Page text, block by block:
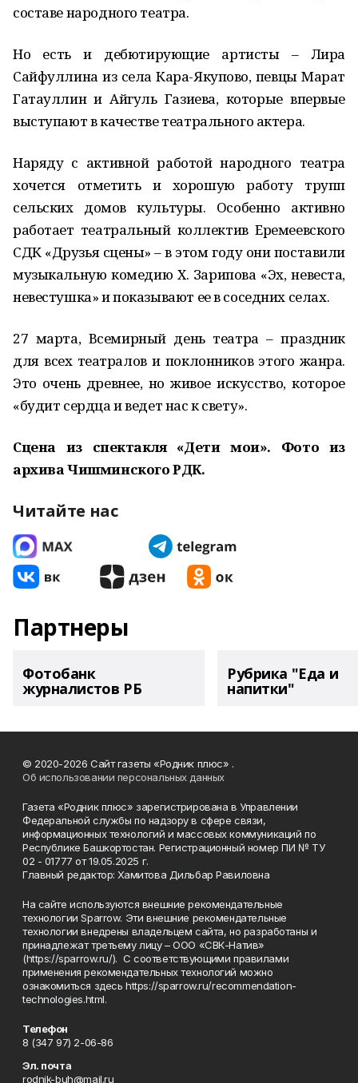
составе народного театра.
Но есть и дебютирующие артисты – Лира
Сайфуллина из села Кара-Якупово, певцы Марат
Гатауллин и Айгуль Газиева, которые впервые
выступают в качестве театрального актера.
Наряду с активной работой народного театра
хочется отметить и хорошую работу трупп
сельских домов культуры. Особенно активно
работает театральный коллектив Еремеевского
СДК «Друзья сцены» – в этом году они поставили
музыкальную комедию Х. Зарипова «Эх, невеста,
невестушка» и показывают ее в соседних селах.
27 марта, Всемирный день театра – праздник
для всех театралов и поклонников этого жанра.
Это очень древнее, но живое искусство, которое
«будит сердца и ведет нас к свету».
Сцена из спектакля «Дети мои». Фото из
архива Чишминского РДК.
Читайте нас
Партнеры
Фотобанк
журналистов РБ
Рубрика "Еда и
напитки"
© 2020-2026 Сайт газеты «Родник плюс» .
Об использовании персональных данных
Газета «Родник плюс» зарегистрирована в Управлении
Федеральной службы по надзору в сфере связи,
информационных технологий и массовых коммуникаций по
Республике Башкортостан. Регистрационный номер ПИ № ТУ
02 - 01777 от 19.05.2025 г.
Главный редактор: Хамитова Дильбар Равиловна
На сайте используются внешние рекомендательные
технологии Sparrow. Эти внешние рекомендательные
технологии внедрены владельцем сайта, но разработаны и
принадлежат третьему лицу – ООО «СВК-Натив»
(https://sparrow.ru/). С соответствующими правилами
применения рекомендательных технологий можно
ознакомиться здесь https://sparrow.ru/recommendation-
technologies.html.
Телефон
8 (347 97) 2-06-86
Эл. почта
rodnik-buh@mail.ru